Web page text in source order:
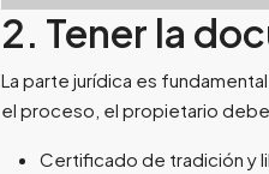
2. Tener la
La parte jurídica es
el proceso, el propietario
Certificado de tradición y